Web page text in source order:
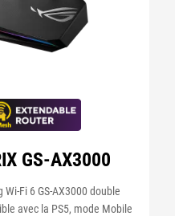
GS-AX3000
Wi-Fi 6 GS-AX3000 double
avec la PS5, mode Mobile